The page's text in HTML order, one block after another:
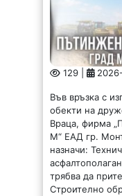
129 |
Във връзка с
обекти на
Враца, фирма
М“ ЕАД гр.
назначи:
трябва да
Строително